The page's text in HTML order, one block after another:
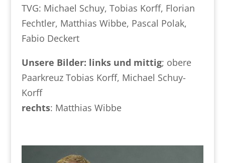
TVG: Michael Schuy, Tobias Korff, Florian
Fechtler, Matthias Wibbe, Pascal Polak,
Fabio Deckert
Unsere Bilder: links und mittig; obere
Paarkreuz Tobias Korff, Michael Schuy-
Korff
rechts: Matthias Wibbe